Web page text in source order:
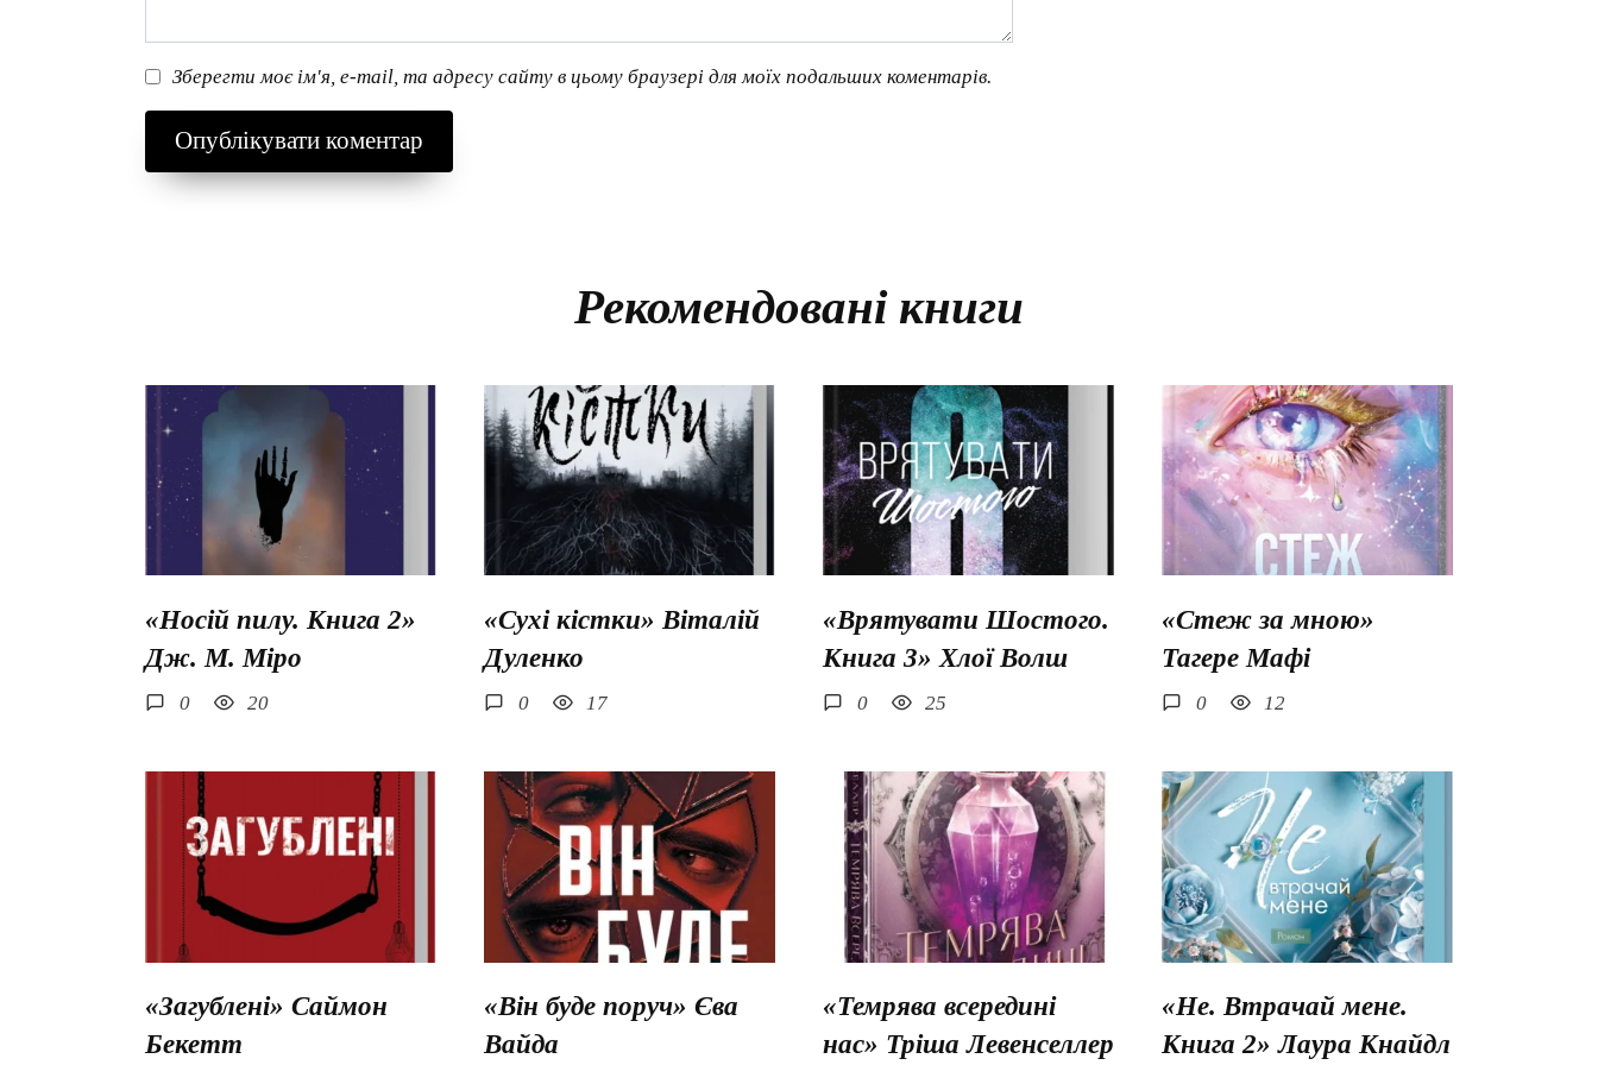
Зберегти моє ім'я, e-mail, та адресу сайту в цьому браузері для моїх подальших коментарів.
Рекомендовані книги
«Носій пилу. Книга 2»
Дж. М. Міро
0 20
«Сухі кістки» Віталій
Дуленко
0 17
«Врятувати Шостого.
Книга 3» Хлої Волш
0 25
«Стеж за мною»
Тагере Мафі
0 12
«Загублені» Саймон
Бекетт
«Він буде поруч» Єва
Вайда
«Темрява всередині
нас» Тріша Левенселлер
«Не. Втрачай мене.
Книга 2» Лаура Кнайдл